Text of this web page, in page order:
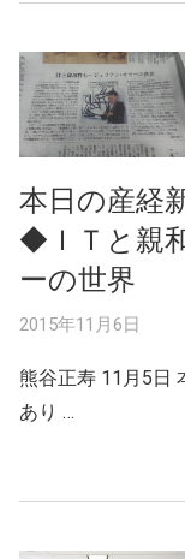
本日の産経
◆ＩＴと親
ーの世界
2015年11月6日
熊谷正寿 11月5日
あり …